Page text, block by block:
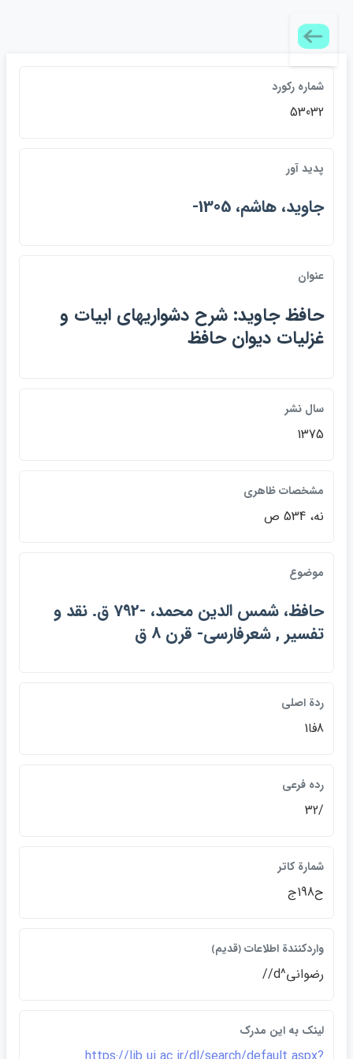
شماره ركورد
53032
پديد آور
جاويد، هاشم، 1305-
عنوان
حافظ جاويد: شرح دشواريهاي ابيات و
غزليات ديوان حافظ
سال نشر
1375
مشخصات ظاهري
نه، 534 ص
موضوع
حافظ، شمس الدين محمد، -792 ق. نقد و
تفسير , شعرفارسي- قرن 8 ق
ردة اصلي
8فا1
رده فرعي
/32
شمارة كاتر
ح198ج
واردكنندة اطلاعات ﴿قديم﴾
رضواني^d//
لينک به اين مدرک